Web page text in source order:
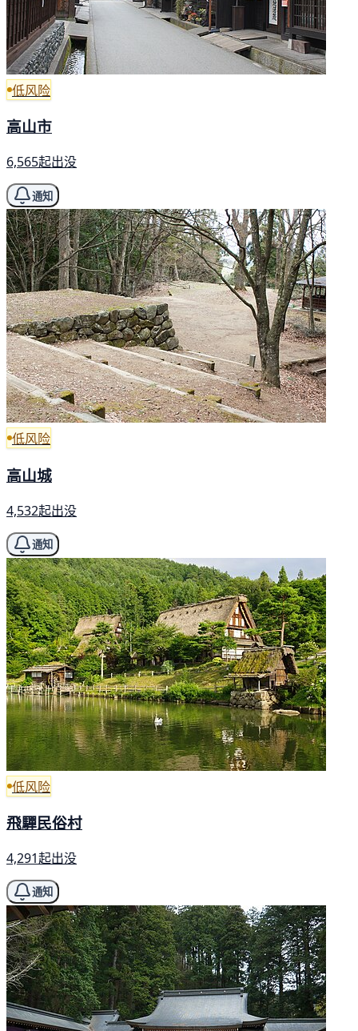
低风险
高山市
6,565起出没
通知
低风险
高山城
4,532起出没
通知
低风险
飛驒民俗村
4,291起出没
通知